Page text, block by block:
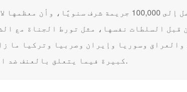
يعتقد النشطاء في حقوق الإنسان أنه يتم ارتكاب ما يصل إلى 100,000 جريمة
قبل السلطات نفسها، مثل تورط الجناة مع
وسوريا وإيران وصربيا وتركيا ما
كبيرة فيما يتعلق بالعنف ضد الفتيات والنساء.